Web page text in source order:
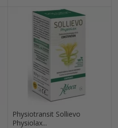
Physiotransit Sollievo
Physiolax...